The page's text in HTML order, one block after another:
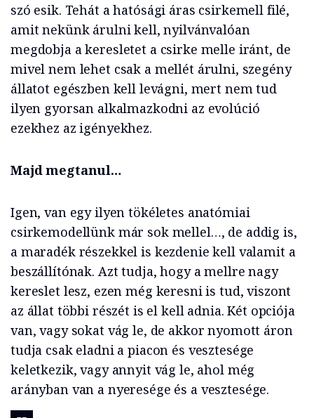
szó esik. Tehát a hatósági áras csirkemell filé,
amit nekünk árulni kell, nyilvánvalóan
megdobja a keresletet a csirke melle iránt, de
mivel nem lehet csak a mellét árulni, szegény
állatot egészben kell levágni, mert nem tud
ilyen gyorsan alkalmazkodni az evolúció
ezekhez az igényekhez.
Majd megtanul…
Igen, van egy ilyen tökéletes anatómiai
csirkemodellünk már sok mellel…, de addig is,
a maradék részekkel is kezdenie kell valamit a
beszállítónak. Azt tudja, hogy a mellre nagy
kereslet lesz, ezen még keresni is tud, viszont
az állat többi részét is el kell adnia. Két opciója
van, vagy sokat vág le, de akkor nyomott áron
tudja csak eladni a piacon és vesztesége
keletkezik, vagy annyit vág le, ahol még
arányban van a nyeresége és a vesztesége.